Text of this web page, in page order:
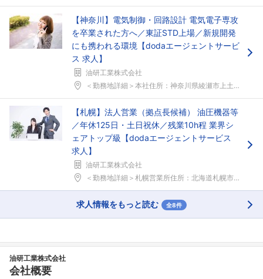
【神奈川】電気制御・回路設計 電気電子専攻
を卒業された方へ／東証STD上場／新規開発
にも携われる環境【dodaエージェントサービ
ス 求人】
油研工業株式会社
＜勤務地詳細＞本社住所：神奈川県綾瀬市上土棚中4-...
【札幌】法人営業（拠点長候補） 油圧機器等
／年休125日・土日祝休／残業10h程 業界シ
ェアトップ級【dodaエージェントサービス
求人】
油研工業株式会社
＜勤務地詳細＞札幌営業所住所：北海道札幌市北区北六...
求人情報をもっと読む 全8件
油研工業株式会社
会社概要